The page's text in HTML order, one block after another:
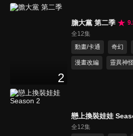
2
膽大黨 第二季
全12集
動畫/卡通
奇幻
漫畫改編 靈異神
戀上換裝娃娃
全12集